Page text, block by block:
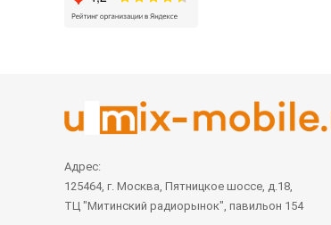
Адрес:
125464, г. Москва, Пятницкое шоссе, д.18,
ТЦ "Митинский радиорынок", павильон 154